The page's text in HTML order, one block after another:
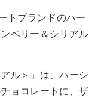
トブランドのハー
ベリー＆シリアル
ル＞」は、ハーシ
ョコレートに、ザ